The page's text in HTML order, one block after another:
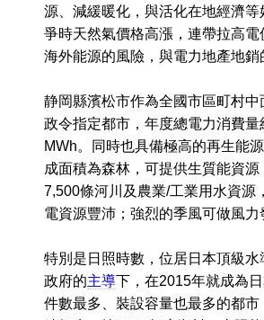
源、減緩暖化，與活化在地經濟等
爭時天然氣價格高漲，連帶拉高電
海外能源的風險，與電力地產地銷
静岡縣濱松市作為全國市區町村中
政令指定都市，年度總電力消費量
MWh。同時也具備極高的再生能
成面積為森林，可提供生質能資源
7,500條河川及農業/工業用水資源
電資源豐沛；強烈的季風可做風力
特別是日照時數，位居日本頂級水
政府的主導下，在2015年就成為
件數最多、裝設容量也最多的都市